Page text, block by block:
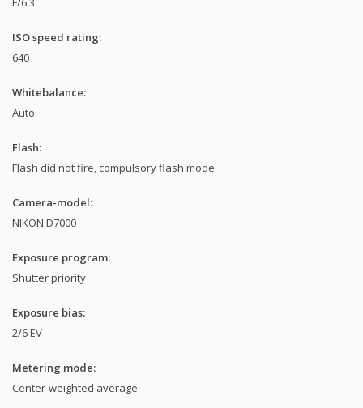
ISO speed rating:
640
Whitebalance:
Auto
Flash:
Flash did not fire, compulsory flash mode
Camera-model:
NIKON D7000
Exposure program:
Shutter priority
Exposure bias:
2/6 EV
Metering mode:
Center-weighted average